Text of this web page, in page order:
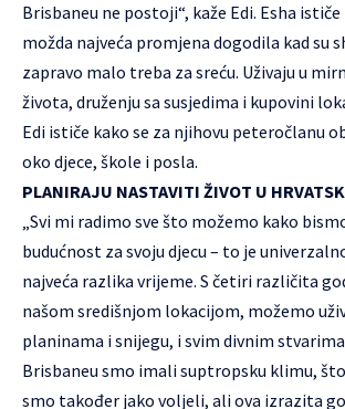
Brisbaneu ne postoji“, kaže Edi. Esha
možda najveća promjena dogodila kad su
zapravo malo treba za sreću. Uživaju u
života, druženju sa susjedima i kupovini
Edi ističe kako se za njihovu peteročlanu
oko djece, škole i posla.
PLANIRAJU NASTAVITI ŽIVOT U
„Svi mi radimo sve što možemo kako
budućnost za svoju djecu – to je
najveća razlika vrijeme. S četiri različita
našom središnjom lokacijom, možemo
planinama i snijegu, i svim divnim
Brisbaneu smo imali suptropsku klimu,
smo također jako voljeli, ali ova izrazita